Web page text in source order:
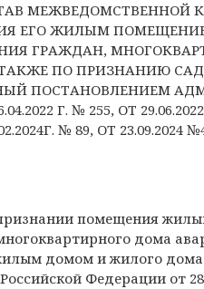
МЕЖВЕДОМСТВЕННОЙ
ЕГО ЖИЛЫМ
ГРАЖДАН,
ТАКЖЕ ПО ПРИЗНАНИЮ
ПОСТАНОВЛЕНИЕМ
Г. № 255, ОТ
№ 89, ОТ 23.09.2024
помещения
дома
домом и жилого
Федерации от